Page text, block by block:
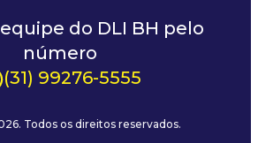
do DLI BH pelo
número
(31) 99276-5555
Todos os direitos reservados.